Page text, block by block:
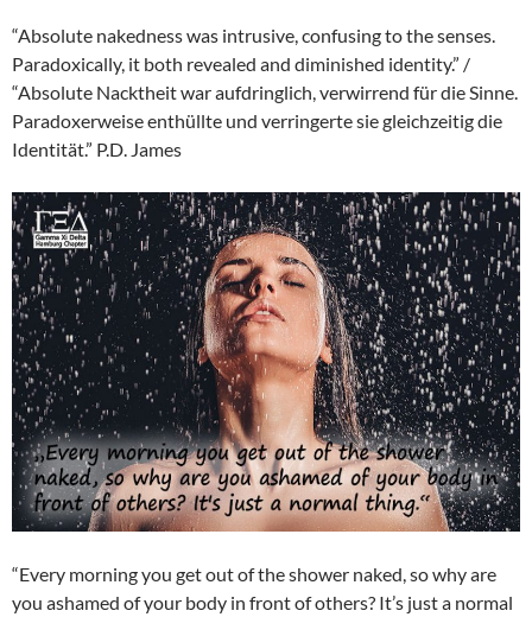
“Absolute nakedness was intrusive, confusing to the senses.
Paradoxically, it both revealed and diminished identity.” /
“Absolute Nacktheit war aufdringlich, verwirrend für die Sinne.
Paradoxerweise enthüllte und verringerte sie gleichzeitig die
Identität.” P.D. James
“Every morning you get out of the shower naked, so why are
you ashamed of your body in front of others? It’s just a normal